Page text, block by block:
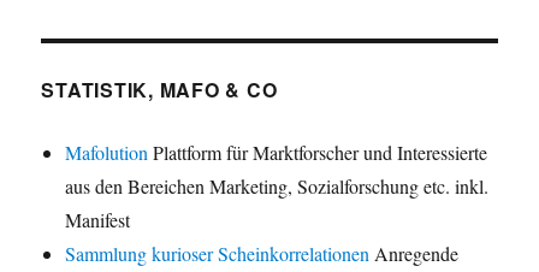
STATISTIK, MAFO & CO
Mafolution Plattform für Marktforscher und Interessierte
aus den Bereichen Marketing, Sozialforschung etc. inkl.
Manifest
Sammlung kurioser Scheinkorrelationen Anregende